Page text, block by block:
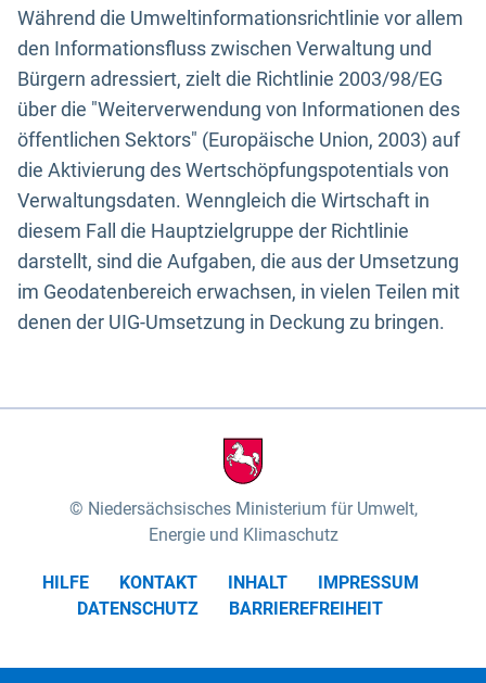
Während die Umweltinformationsrichtlinie vor allem
den Informationsfluss zwischen Verwaltung und
Bürgern adressiert, zielt die Richtlinie 2003/98/EG
über die "Weiterverwendung von Informationen des
öffentlichen Sektors" (Europäische Union, 2003) auf
die Aktivierung des Wertschöpfungspotentials von
Verwaltungsdaten. Wenngleich die Wirtschaft in
diesem Fall die Hauptzielgruppe der Richtlinie
darstellt, sind die Aufgaben, die aus der Umsetzung
im Geodatenbereich erwachsen, in vielen Teilen mit
denen der UIG-Umsetzung in Deckung zu bringen.
Niedersächsisches Ministerium für Umwelt,
Energie und Klimaschutz
HILFE KONTAKT INHALT
IMPRESSUM
DATENSCHUTZ
BARRIEREFREIHEIT